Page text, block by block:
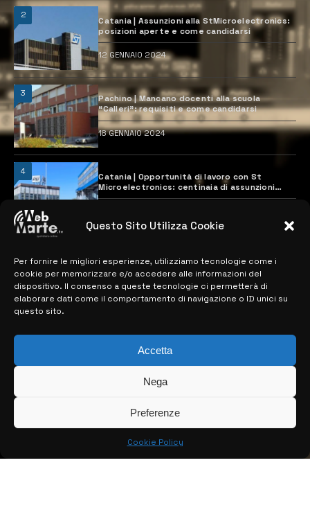
Questo Sito Utilizza Cookie
Per fornire le migliori esperienze, utilizziamo tecnologie come i
cookie per memorizzare e/o accedere alle informazioni del
dispositivo. Il consenso a queste tecnologie ci permetterà di
elaborare dati come il comportamento di navigazione o ID unici su
questo sito.
Accetta
Nega
Preferenze
Cookie Policy
2
Catania | Assunzioni alla StMicroelectronics:
posizioni aperte e come candidarsi
12 GENNAIO 2024
3
Pachino | Mancano docenti alla scuola
“Calleri”: requisiti e come candidarsi
18 GENNAIO 2024
4
Catania | Opportunità di lavoro con St
Microelectronics: centinaia di assunzioni
previste
MAPPA DEL SITO
> NOTIZIE